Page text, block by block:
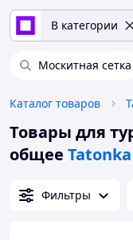
В категории
Москитная сетка
Каталог товаров
Товары для
общее Tatonka
Фильтры